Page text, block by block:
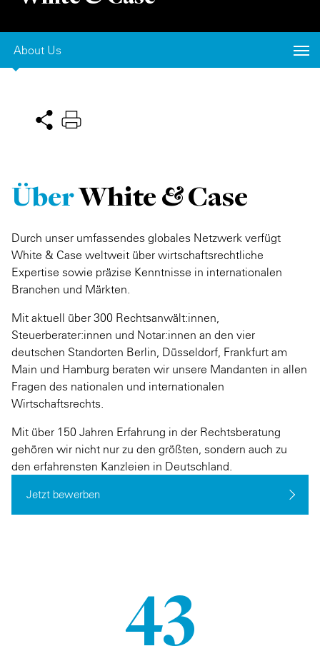
About Us
ÜberWhite & Case
Durch unser umfassendes globales Netzwerk verfügt
White & Case weltweit über wirtschaftsrechtliche
Expertise sowie präzise Kenntnisse in internationalen
Branchen und Märkten.
Mit aktuell über 300 Rechtsanwält:innen,
Steuerberater:innen und Notar:innen an den vier
deutschen Standorten Berlin, Düsseldorf, Frankfurt am
Main und Hamburg beraten wir unsere Mandanten in allen
Fragen des nationalen und internationalen
Wirtschaftsrechts.
Mit über 150 Jahren Erfahrung in der Rechtsberatung
gehören wir nicht nur zu den größten, sondern auch zu
den erfahrensten Kanzleien in Deutschland.
Jetzt bewerben
43
Technology
Case Studies
Insights
Story
Perspective: 2025